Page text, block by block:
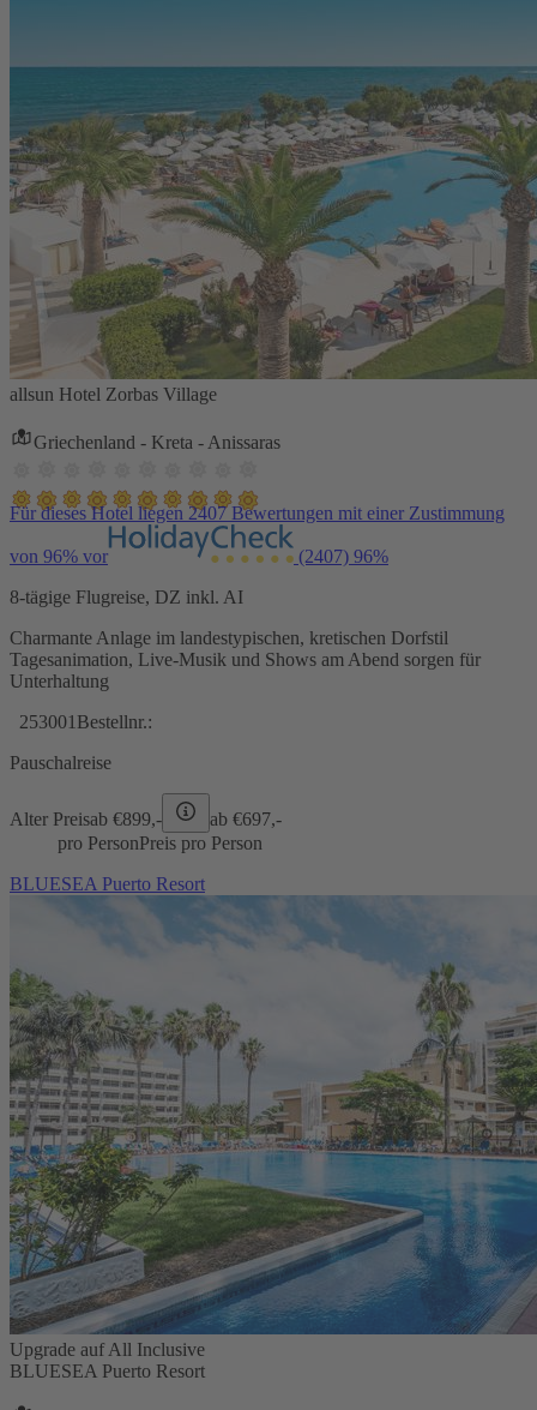
allsun Hotel Zorbas Village
Griechenland - Kreta - Anissaras
Für dieses Hotel liegen 2407 Bewertungen mit einer Zustimmung
von 96% vor (2407) 96%
8-tägige Flugreise, DZ inkl. AI
Charmante Anlage im landestypischen, kretischen Dorfstil
Tagesanimation, Live-Musik und Shows am Abend sorgen für
Unterhaltung
253001 Bestellnr.:
Pauschalreise
Alter Preisab €899,- ab €697,-
pro PersonPreis pro Person
BLUESEA Puerto Resort
Upgrade auf All Inclusive
BLUESEA Puerto Resort